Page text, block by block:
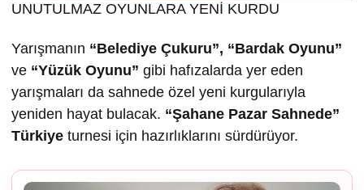
UNUTULMAZ OYUNLARA YENİ KURDU
Yarışmanın “Belediye Çukuru”, “Bardak Oyunu”
ve “Yüzük Oyunu” gibi hafızalarda yer eden
yarışmaları da sahnede özel yeni kurgularıyla
yeniden hayat bulacak. “Şahane Pazar Sahnede”
Türkiye turnesi için hazırlıklarını sürdürüyor.